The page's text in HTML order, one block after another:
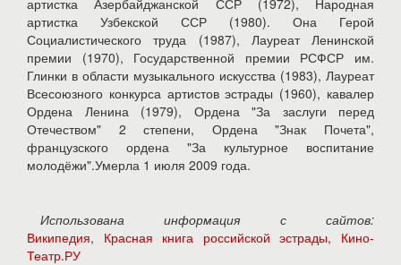
артистка Азербайджанской ССР (1972), Народная
артистка Узбекской ССР (1980). Она Герой
Социалистического труда (1987), Лауреат Ленинской
премии (1970), Государственной премии РСФСР им.
Глинки в области музыкального искусства (1983), Лауреат
Всесоюзного конкурса артистов эстрады (1960), кавалер
Ордена Ленина (1979), Ордена "За заслуги перед
Отечеством" 2 степени, Ордена "Знак Почета",
французского ордена "За культурное воспитание
молодёжи".Умерла 1 июля 2009 года.
Использована информация с сайтов:
Википедия, Красная книга российской эстрады, Кино-
Театр.РУ